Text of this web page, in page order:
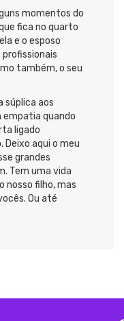
momentos do
fica no quarto
e o esposo
profissionais
também, o seu
súplica aos
empatia quando
ligado
aqui o meu
grandes
Tem uma vida
nosso filho, mas
Ou até